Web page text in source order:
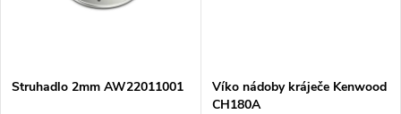
Struhadlo 2mm AW22011001
Víko nádoby kráječe Kenwood
CH180A